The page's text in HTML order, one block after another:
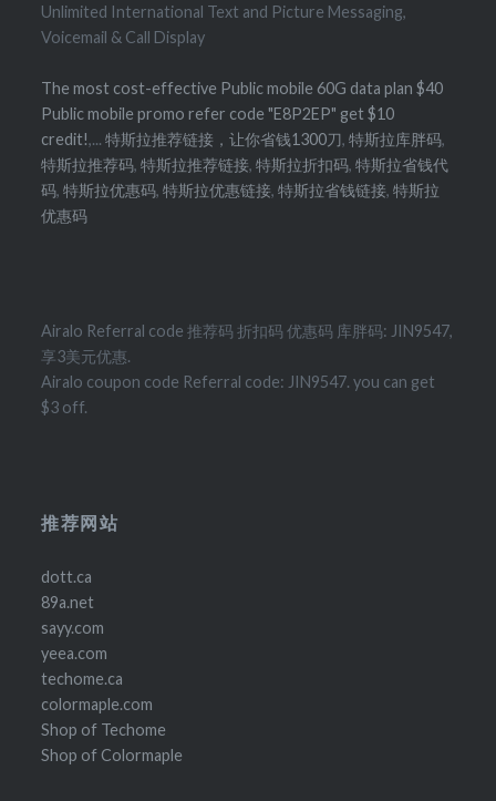
Unlimited International Text and Picture Messaging,
Voicemail & Call Display
The most cost-effective Public mobile 60G data plan $40
Public mobile promo refer code "E8P2EP" get $10
credit!,...特斯拉推荐链接，让你省钱1300刀,特斯拉库胖码,
特斯拉推荐码,特斯拉推荐链接,特斯拉折扣码,特斯拉省钱代
码,特斯拉优惠码,特斯拉优惠链接, 特斯拉省钱链接,特斯拉
优惠码
Airalo Referral code 推荐码 折扣码 优惠码 库胖码: JIN9547,
享3美元优惠.
Airalo coupon code Referral code: JIN9547. you can get
$3 off.
推荐网站
dott.ca
89a.net
sayy.com
yeea.com
techome.ca
colormaple.com
Shop of Techome
Shop of Colormaple